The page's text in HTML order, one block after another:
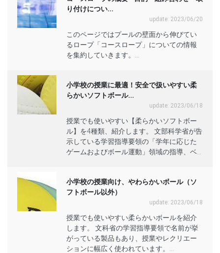
り付けについ...
update: 2023/06/20
このページではプールの壁面から伸びてい
るロープ「コースロープ」についての情報
を集約していきます。...
小学校の授業に最適！安全で扱いやすい柔
らかいソフトボール...
update: 2023/06/18
授業でも使いやすい【柔らかいソフトボー
ル】を4種類、紹介します。 文部科学省が告
示している学習指導要領の「学年に応じた
ゲームおよびボール運動」領域の指導、ベ...
小学校の授業向け、やわらかいボール（ソ
フトボール以外）
update: 2023/06/18
授業でも使いやすい柔らかいボールを紹介
します。 文科省の学習指導要領で名前が挙
がっている製品もあり、授業やレクリエー
ションに幅広く使われています。...